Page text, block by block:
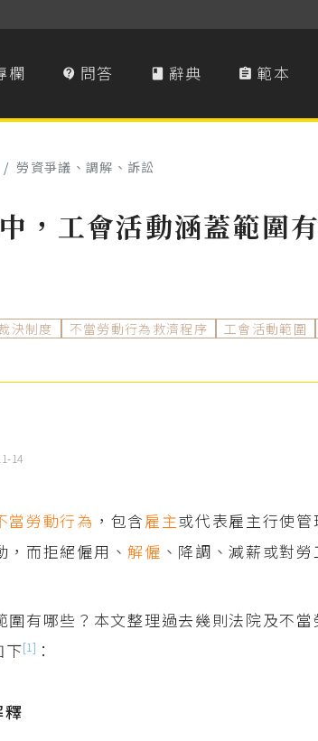
欄  問答  辭典  範本
/ 勞資爭議、調解、訴訟
，工會活動涵蓋範圍
決制度 不當勞動行為救濟程序 工會活動範圍
14
當勞動行為 ，包含雇主或代表雇主行使
，而拒絕僱用、解僱 、降調、減薪或對
圍有哪些？本文整理過去幾則法院及不
下[1] ：